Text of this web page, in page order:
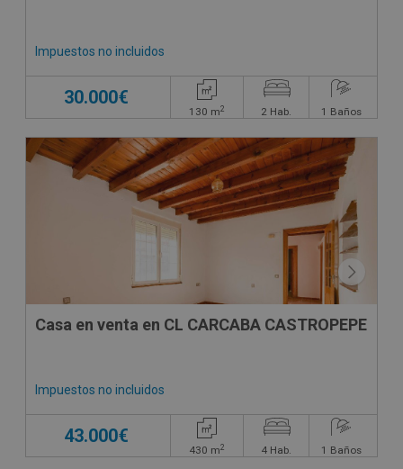
Impuestos no incluidos
30.000€
130 m2 2 Hab. 1 Baños
Casa en venta en CL CARCABA CASTROPEPE
Impuestos no incluidos
43.000€
430 m2 4 Hab. 1 Baños